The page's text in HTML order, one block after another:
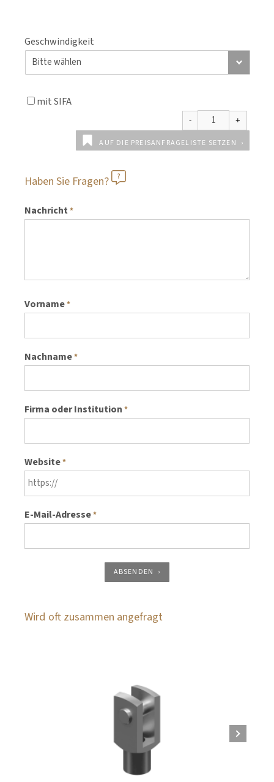
Geschwindigkeit
mit SIFA
AUF DIE PREISANFRAGELISTE SETZEN
Haben Sie Fragen?
Nachricht*
Vorname*
Nachname*
Firma oder Institution *
Website*
E-Mail-Adresse*
ABSENDEN
Wird oft zusammen angefragt